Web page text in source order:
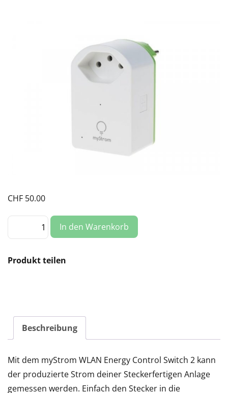
CHF 50.00
WiFi
Messgerät
MyStrom
In den Warenkorb
Produkt teilen
Beschreibung
Mit dem myStrom WLAN Energy Control Switch 2 kann
der produzierte Strom deiner Steckerfertigen Anlage
gemessen werden. Einfach den Stecker in die